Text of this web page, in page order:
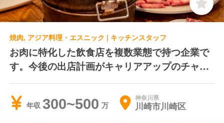
焼肉, アジア料理・エスニック | キッチンスタッフ
お肉に特化した飲食店を複数業態で持つ企業で
す。今後の出店計画がキャリアアップのチャン
ス
年収 300~500 神奈川県
川崎市川崎区